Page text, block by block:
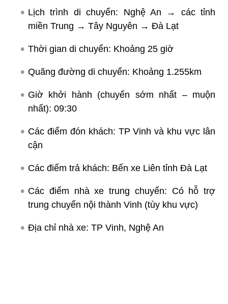
Lịch trình di chuyển: Nghệ An → các tỉnh
miền Trung → Tây Nguyên → Đà Lạt
Thời gian di chuyển: Khoảng 25 giờ
Quãng đường di chuyển: Khoảng 1.255km
Giờ khởi hành (chuyến sớm nhất – muộn
nhất): 09:30
Các điểm đón khách: TP Vinh và khu vực lân
cận
Các điểm trả khách: Bến xe Liên tỉnh Đà Lạt
Các điểm nhà xe trung chuyển: Có hỗ trợ
trung chuyển nội thành Vinh (tùy khu vực)
Địa chỉ nhà xe: TP Vinh, Nghệ An